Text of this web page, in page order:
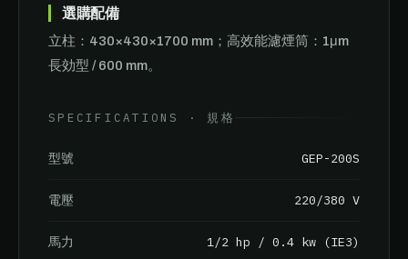
選購配備
立柱：430×430×1700 mm；高效能濾煙筒：1μm
長効型 / 600 mm。
SPECIFICATIONS · 規格
型號 GEP-200S
電壓 220/380 V
馬力 1/2 hp / 0.4 kw (IE3)